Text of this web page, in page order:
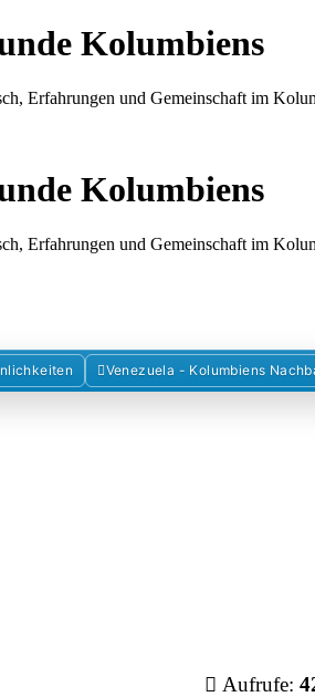
Kolumbiens
Erfahrungen und Gemeinschaft im
Kolumbiens
Erfahrungen und Gemeinschaft im
Venezuela - Kolumbiens
Aufrufe: